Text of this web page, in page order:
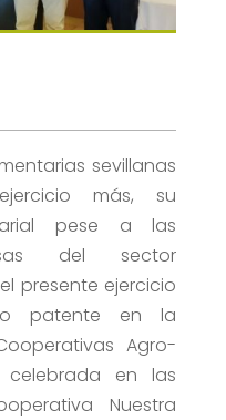
sevillanas
más, su
pese a las
del sector
presente ejercicio
patente en la
Agro-
celebrada en las
Nuestra